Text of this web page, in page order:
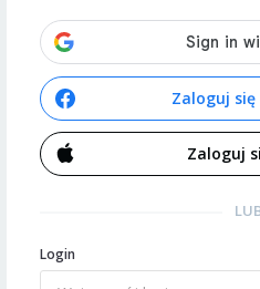
Zaloguj się
Zaloguj
Login